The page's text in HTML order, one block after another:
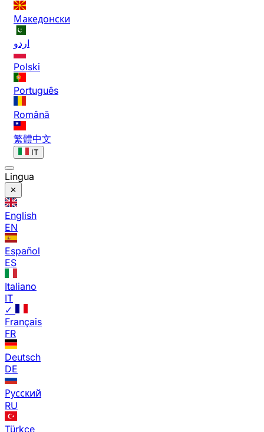
Македонски
اردو
Polski
Português
Română
繁體中文
IT
Lingua
English
EN
Español
ES
Italiano
IT
✓
Français
FR
Deutsch
DE
Русский
RU
Türkçe